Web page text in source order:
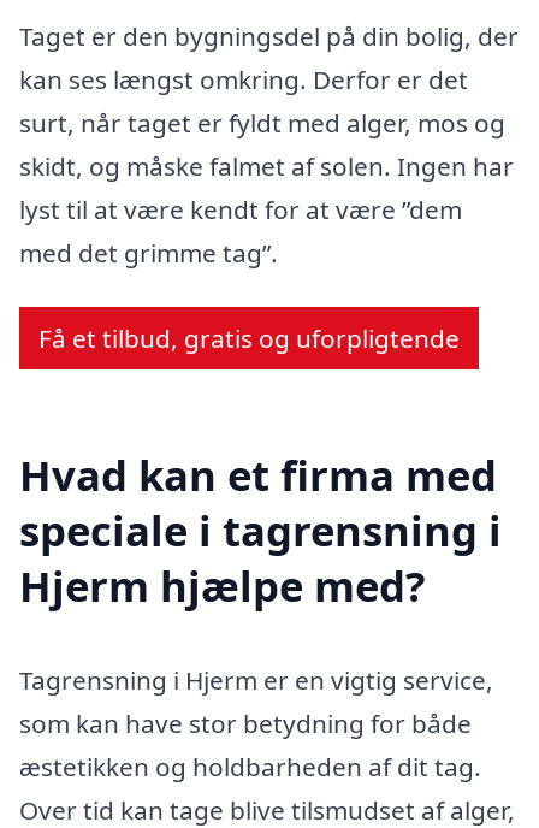
Taget er den bygningsdel på din bolig, der
kan ses længst omkring. Derfor er det
surt, når taget er fyldt med alger, mos og
skidt, og måske falmet af solen. Ingen har
lyst til at være kendt for at være ”dem
med det grimme tag”.
Få et tilbud, gratis og uforpligtende
Hvad kan et firma med
speciale i tagrensning i
Hjerm hjælpe med?
Tagrensning i Hjerm er en vigtig service,
som kan have stor betydning for både
æstetikken og holdbarheden af dit tag.
Over tid kan tage blive tilsmudset af alger,